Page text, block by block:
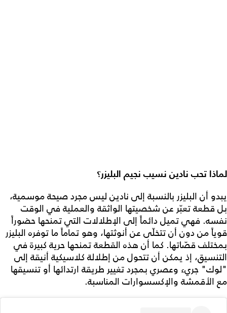
لماذا تحب نادين نسيب نجيم البليزر؟
يبدو أن البليزر بالنسبة إلى نادين ليس مجرد صيحة موسمية،
بل قطعة تعبّر عن شخصيتها الواثقة والعملية في الوقت
نفسه. فهي تميل دائماً إلى الإطلالات التي تمنحها حضوراً
قوياً من دون أن تتخلّى عن أنوثتها، وهو تماماً ما توفره البليزر
بمختلف قصّاتها. كما أن هذه القطعة تمنحها حرية كبيرة في
التنسيق، إذ يمكن أن تتحول من إطلالة كلاسيكية أنيقة إلى
"لوك" جريء وعصري بمجرد تغيير طريقة ارتدائها أو تنسيقها
مع الأقمشة والإكسسوارات المناسبة.